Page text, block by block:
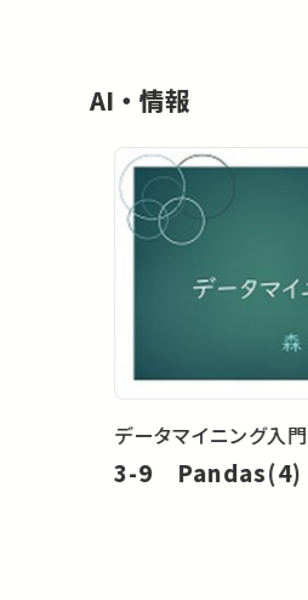
AI・情報
データマイニング入門
3-9 Pandas(4)